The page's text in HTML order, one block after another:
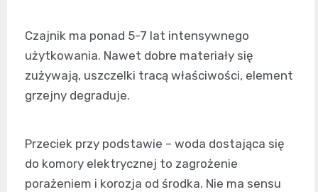
Czajnik ma ponad 5-7 lat intensywnego
użytkowania. Nawet dobre materiały się
zużywają, uszczelki tracą właściwości, element
grzejny degraduje.
Przeciek przy podstawie – woda dostająca się
do komory elektrycznej to zagrożenie
porażeniem i korozja od środka. Nie ma sensu